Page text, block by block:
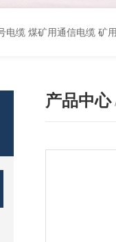
YCW橡胶电缆3*10+1*6 船用橡套软电缆CEFR-3*2.5 煤矿用移动橡套软电缆MY3*4+1*4
产品中心